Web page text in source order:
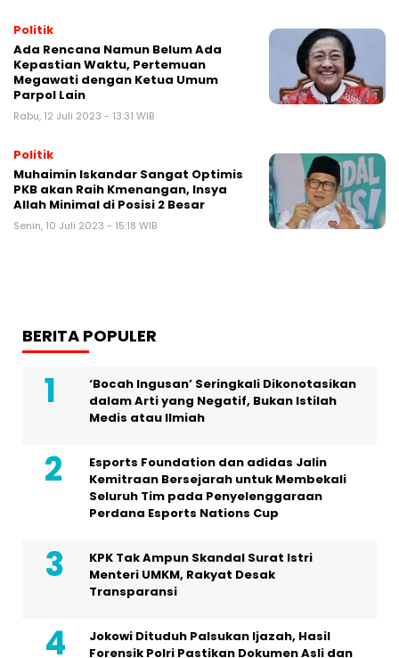
Politik
Ada Rencana Namun Belum Ada
Kepastian Waktu, Pertemuan
Megawati dengan Ketua Umum
Parpol Lain
Rabu, 12 Juli 2023 - 13:31 WIB
Politik
Muhaimin Iskandar Sangat Optimis
PKB akan Raih Kmenangan, Insya
Allah Minimal di Posisi 2 Besar
Senin, 10 Juli 2023 - 15:18 WIB
BERITA POPULER
‘Bocah Ingusan’ Seringkali Dikonotasikan
dalam Arti yang Negatif, Bukan Istilah
Medis atau Ilmiah
Esports Foundation dan adidas Jalin
Kemitraan Bersejarah untuk Membekali
Seluruh Tim pada Penyelenggaraan
Perdana Esports Nations Cup
KPK Tak Ampun Skandal Surat Istri
Menteri UMKM, Rakyat Desak
Transparansi
Jokowi Dituduh Palsukan Ijazah, Hasil
Forensik Polri Pastikan Dokumen Asli dan